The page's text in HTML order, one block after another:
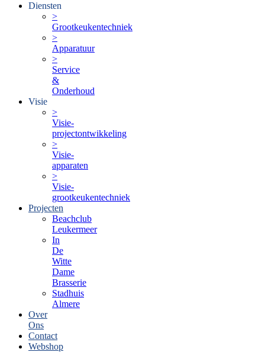
Diensten
>
Grootkeukentechniek
>
Apparatuur
>
Service
&
Onderhoud
Visie
>
Visie-
projectontwikkeling
>
Visie-
apparaten
>
Visie-
grootkeukentechniek
Projecten
Beachclub
Leukermeer
In
De
Witte
Dame
Brasserie
Stadhuis
Almere
Over
Ons
Contact
Webshop